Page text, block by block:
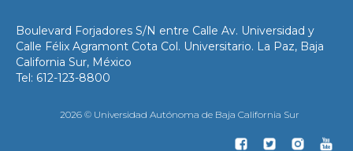
Boulevard Forjadores S/N entre Calle Av. Universidad y
Calle Félix Agramont Cota Col. Universitario. La Paz, Baja
California Sur, México
Tel: 612-123-8800
2026 © Universidad Autónoma de Baja California Sur